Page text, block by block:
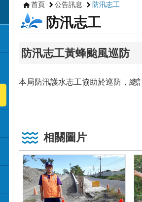
首頁 公告訊息 防汛志工
防汛志工
防汛志工黃蜂颱風巡防
本局防汛護水志工協助於巡防，總
相關圖片